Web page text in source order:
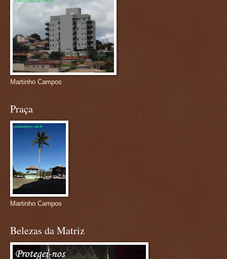
Martinho Campos
Praça
Martinho Campos
Belezas da Matriz